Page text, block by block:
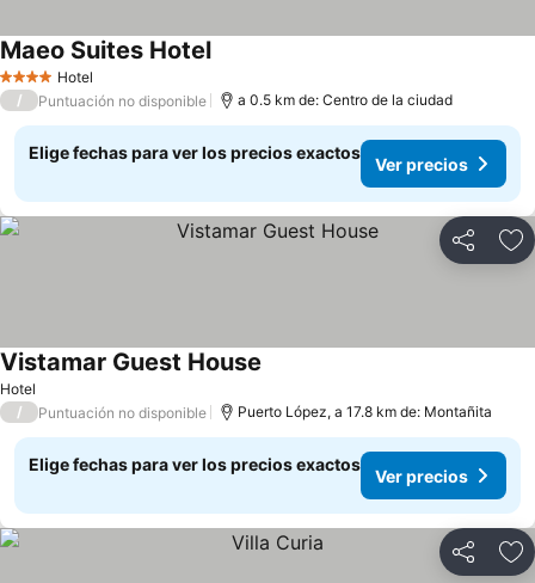
4 EstrellasHotel
Maeo Suites HotelVer precios
/ Puntuación no disponible a 0.5 km de: Centro de la ciudad
Elige fechas para ver los precios exactos
Ver precios
Compartir
Hotel
Vistamar Guest House
/ Puntuación no disponible Puerto López, a 17.8 km de: Montañita
Elige fechas para ver los precios exactos
Ver precios
Compartir